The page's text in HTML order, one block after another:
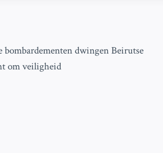
bombardementen dwingen Beirutse
om veiligheid